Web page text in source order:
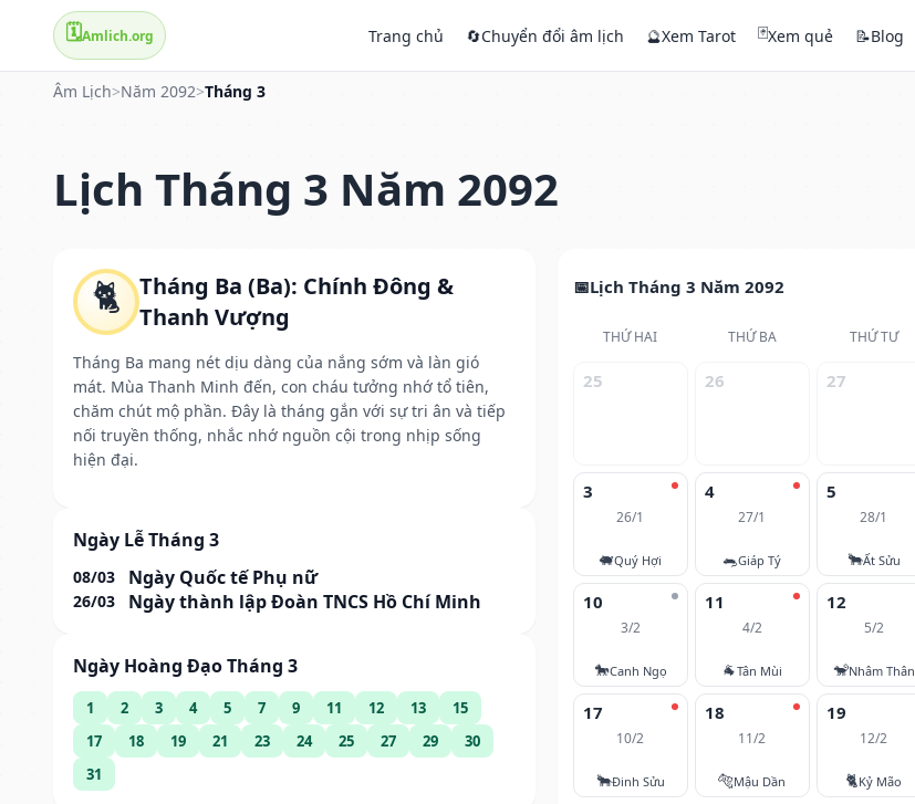
🗓️Amlich.org Trang chủ 🔄Chuyển đổi âm lịch 🔮Xem Tarot 🃏Xem quẻ 📝Blog
Âm Lịch>Năm 2092>Tháng 3
Lịch Tháng 3 Năm 2092
🐈
Tháng Ba (Ba): Chính Đông &
Thanh Vượng
Tháng Ba mang nét dịu dàng của nắng sớm và làn gió
mát. Mùa Thanh Minh đến, con cháu tưởng nhớ tổ tiên,
chăm chút mộ phần. Đây là tháng gắn với sự tri ân và tiếp
nối truyền thống, nhắc nhớ nguồn cội trong nhịp sống
hiện đại.
Ngày Lễ Tháng 3
08/03 Ngày Quốc tế Phụ nữ
26/03 Ngày thành lập Đoàn TNCS Hồ Chí Minh
Ngày Hoàng Đạo Tháng 3
1 2 3 4 5 7 9 11 12 13
15
17
18 19 21 23 24 25 27 29
30
31
Lịch Tháng 3 Năm 2092
THỨ HAI THỨ BA THỨ TƯ
25 26 27
3
26/1
🐖Quý Hợi
4
27/1
🐀Giáp Tý
5
28/1
🐂Ất Sửu
10
3/2
🐎Canh Ngọ
11
4/2
🐐Tân Mùi
12
5/2
🐒Nhâm Thân
17
10/2
🐂Đinh Sửu
18
11/2
🐅Mậu Dần
19
12/2
🐈Kỷ Mão